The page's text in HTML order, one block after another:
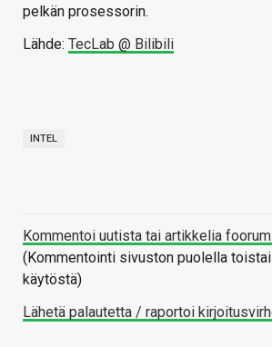
pelkän prosessorin.
Lähde: TecLab @ Bilibili
INTEL
Kommentoi uutista tai artikkelia
(Kommentointi sivuston puolella
käytöstä)
Lähetä palautetta / raportoi